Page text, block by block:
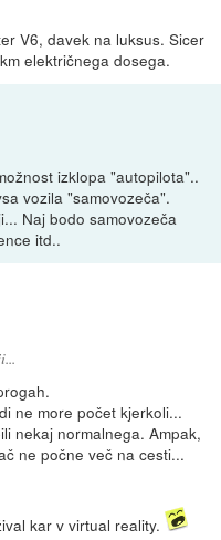
V6, davek na luksus. Sicer
električnega dosega.
izklopa "autopilota"..
vozila "samovozeča".
Naj bodo samovozeča
itd..
ne more počet kjerkoli...
nekaj normalnega. Ampak,
ne počne več na cesti...
kar v virtual reality.